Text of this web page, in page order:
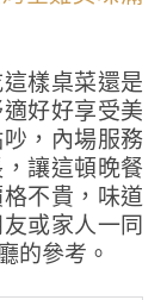
樣桌菜還是
好好享受美
，內場服務
讓這頓晚餐
不貴，味道
或家人一同
的參考。